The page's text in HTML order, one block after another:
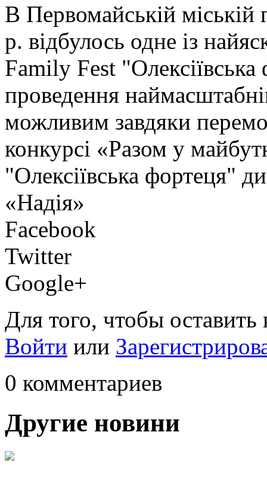
В Первомайській міській
р. відбулось одне із
Family Fest "Олексіївська
проведення
можливим завдяки
конкурсі «Разом у
"Олексіївська фортеця"
«Надія»
Facebook
Twitter
Google+
Для того, чтобы
Войти или
0 комментариев
Другие новини